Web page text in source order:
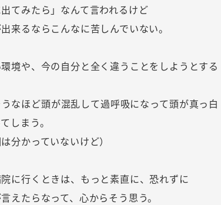
出てみたら」なんて言われるけど
来るならこんなに苦しんでいない。
境や、今の自分と全く違うことをしようとする
なほど頭が混乱して過呼吸になって頭が真っ白
しまう。
は分かっていないけど）
に行くときは、もっと素直に、恐れずに
えたらなって、心からそう思う。